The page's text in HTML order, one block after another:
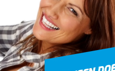
KidsDance-JazzDance
Hiphop
Stijldans